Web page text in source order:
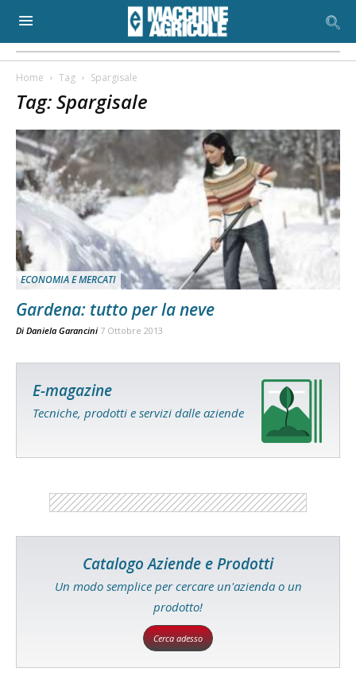
Home Tag Spargisale
Tag: Spargisale
ECONOMIA E MERCATI
Gardena: tutto per la neve
Di Daniela Garancini 7 Ottobre 2013
E-magazine
Tecniche, prodotti e servizi dalle aziende
Catalogo Aziende e Prodotti
Un modo semplice per cercare un'azienda o un
prodotto!
Cerca adesso